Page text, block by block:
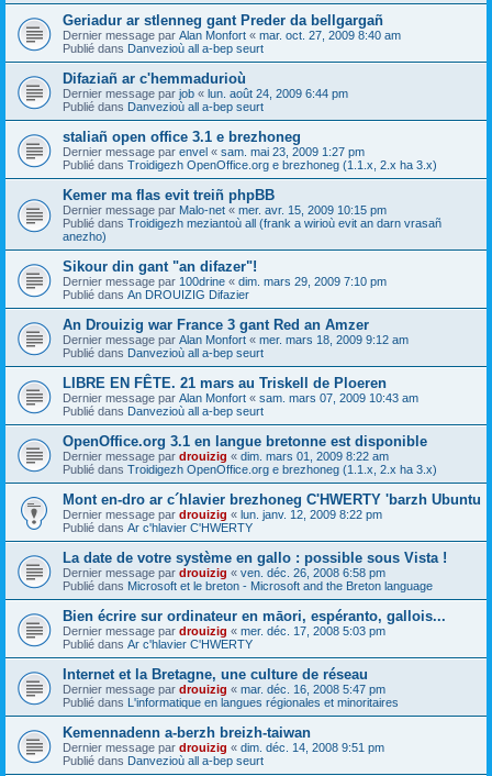
Geriadur ar stlenneg gant Preder da bellgargañ
Dernier message par Alan Monfort « mar. oct. 27, 2009 8:40 am
Publié dans Danvezioù all a-bep seurt
Difaziañ ar c'hemmadurioù
Dernier message par job « lun. août 24, 2009 6:44 pm
Publié dans Danvezioù all a-bep seurt
staliañ open office 3.1 e brezhoneg
Dernier message par envel « sam. mai 23, 2009 1:27 pm
Publié dans Troidigezh OpenOffice.org e brezhoneg (1.1.x, 2.x ha 3.x)
Kemer ma flas evit treiñ phpBB
Dernier message par Malo-net « mer. avr. 15, 2009 10:15 pm
Publié dans Troidigezh meziantoù all (frank a wirioù evit an darn vrasañ
anezho)
Sikour din gant "an difazer"!
Dernier message par 100drine « dim. mars 29, 2009 7:10 pm
Publié dans An DROUIZIG Difazier
An Drouizig war France 3 gant Red an Amzer
Dernier message par Alan Monfort « mer. mars 18, 2009 9:12 am
Publié dans Danvezioù all a-bep seurt
LIBRE EN FÊTE. 21 mars au Triskell de Ploeren
Dernier message par Alan Monfort « sam. mars 07, 2009 10:43 am
Publié dans Danvezioù all a-bep seurt
OpenOffice.org 3.1 en langue bretonne est disponible
Dernier message par drouizig « dim. mars 01, 2009 8:22 am
Publié dans Troidigezh OpenOffice.org e brezhoneg (1.1.x, 2.x ha 3.x)
Mont en-dro ar c´hlavier brezhoneg C'HWERTY 'barzh Ubuntu
Dernier message par drouizig « lun. janv. 12, 2009 8:22 pm
Publié dans Ar c'hlavier C'HWERTY
La date de votre système en gallo : possible sous Vista !
Dernier message par drouizig « ven. déc. 26, 2008 6:58 pm
Publié dans Microsoft et le breton - Microsoft and the Breton language
Bien écrire sur ordinateur en māori, espéranto, gallois...
Dernier message par drouizig « mer. déc. 17, 2008 5:03 pm
Publié dans Ar c'hlavier C'HWERTY
Internet et la Bretagne, une culture de réseau
Dernier message par drouizig « mar. déc. 16, 2008 5:47 pm
Publié dans L'informatique en langues régionales et minoritaires
Kemennadenn a-berzh breizh-taiwan
Dernier message par drouizig « dim. déc. 14, 2008 9:51 pm
Publié dans Danvezioù all a-bep seurt